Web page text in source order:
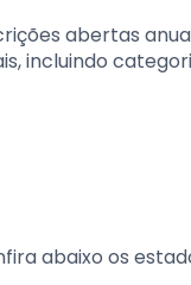
abertas
incluindo
abaixo os